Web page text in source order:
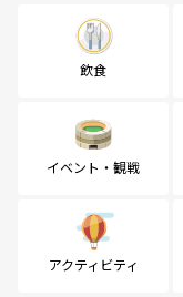
飲食
イベント・観戦
アクティビティ